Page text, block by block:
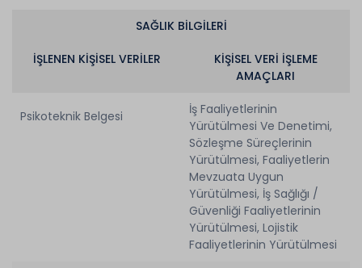
SAĞLIK BİLGİLERİ
İŞLENEN KİŞİSEL VERİLER
KİŞİSEL VERİ İŞLEME
AMAÇLARI
Psikoteknik Belgesi
İş Faaliyetlerinin
Yürütülmesi Ve Denetimi,
Sözleşme Süreçlerinin
Yürütülmesi, Faaliyetlerin
Mevzuata Uygun
Yürütülmesi, İş Sağlığı /
Güvenliği Faaliyetlerinin
Yürütülmesi, Lojistik
Faaliyetlerinin Yürütülmesi